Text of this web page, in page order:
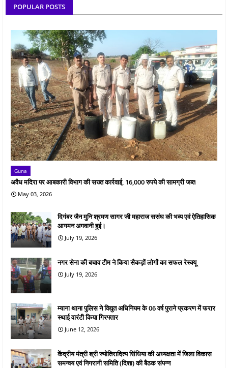
POPULAR POSTS
Guna
अवैध मदिरा पर आबकारी विभाग की सख्त कार्रवाई, 16,000 रुपये की सामग्री जब्त
May 03, 2026
दिगंबर जैन मुनि श्रमण सागर जी महाराज ससंघ की भव्य एवं ऐतिहासिक
आगमन अगवानी हुई।
July 19, 2026
नगर सेना की बचाव टीम ने किया सैकड़ों लोगों का सफल रेस्क्यू
July 19, 2026
म्याना थाना पुलिस ने विद्युत अधिनियम के 06 वर्ष पुराने प्रकरण में फरार
स्थाई वारंटी किया गिरफ्तार
June 12, 2026
केंद्रीय मंत्री श्री ज्योतिरादित्य सिंधिया की अध्यक्षता में जिला विकास
समन्वय एवं निगरानी समिति (दिशा) की बैठक संपन्न